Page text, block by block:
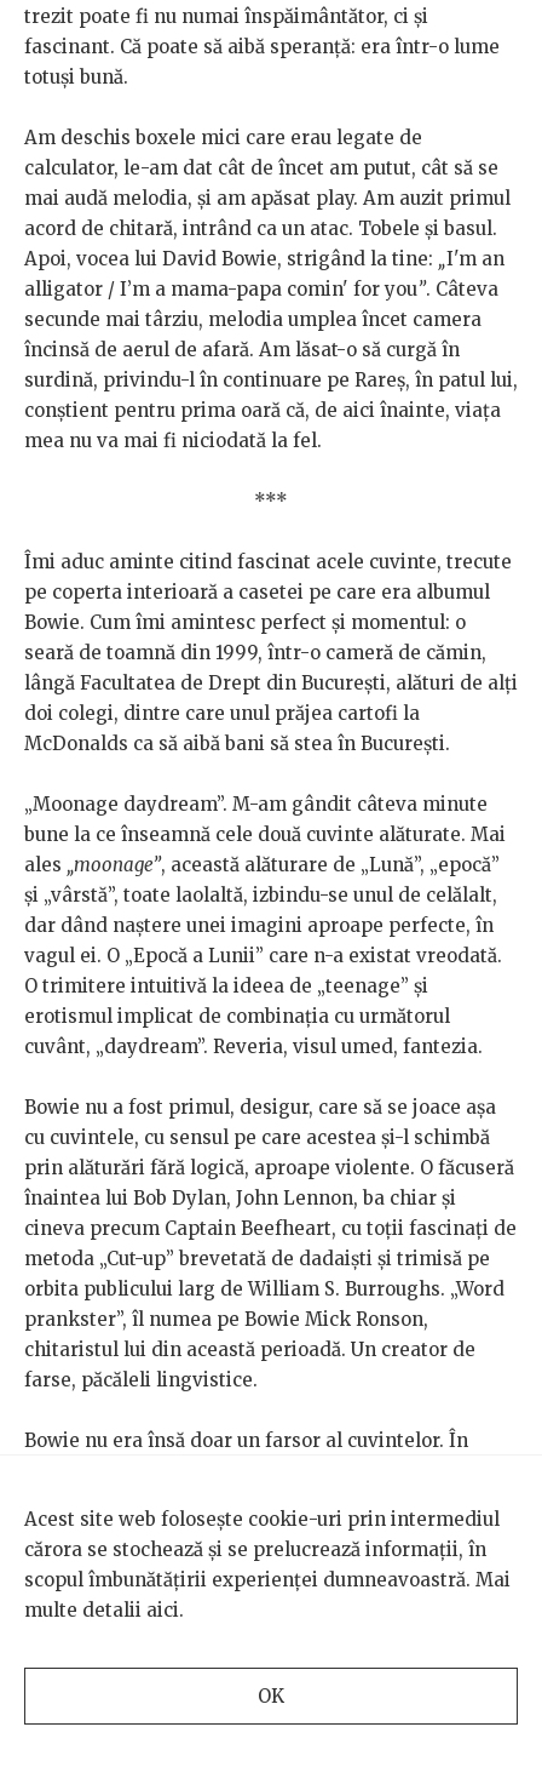
trezit poate fi nu numai înspăimântător, ci și
fascinant. Că poate să aibă speranță: era într-o lume
totuși bună.
Am deschis boxele mici care erau legate de
calculator, le-am dat cât de încet am putut, cât să se
mai audă melodia, și am apăsat play. Am auzit primul
acord de chitară, intrând ca un atac. Tobele și basul.
Apoi, vocea lui David Bowie, strigând la tine: „I'm an
alligator / I’m a mama-papa comin' for you”. Câteva
secunde mai târziu, melodia umplea încet camera
încinsă de aerul de afară. Am lăsat-o să curgă în
surdină, privindu-l în continuare pe Rareș, în patul lui,
conștient pentru prima oară că, de aici înainte, viața
mea nu va mai fi niciodată la fel.
***
Îmi aduc aminte citind fascinat acele cuvinte, trecute
pe coperta interioară a casetei pe care era albumul
Bowie. Cum îmi amintesc perfect și momentul: o
seară de toamnă din 1999, într-o cameră de cămin,
lângă Facultatea de Drept din București, alături de alți
doi colegi, dintre care unul prăjea cartofi la
McDonalds ca să aibă bani să stea în București.
„Moonage daydream”. M-am gândit câteva minute
bune la ce înseamnă cele două cuvinte alăturate. Mai
ales „moonage”, această alăturare de „Lună”, „epocă”
și „vârstă”, toate laolaltă, izbindu-se unul de celălalt,
dar dând naștere unei imagini aproape perfecte, în
vagul ei. O „Epocă a Lunii” care n-a existat vreodată.
O trimitere intuitivă la ideea de „teenage” și
erotismul implicat de combinația cu următorul
cuvânt, „daydream”. Reveria, visul umed, fantezia.
Bowie nu a fost primul, desigur, care să se joace așa
cu cuvintele, cu sensul pe care acestea și-l schimbă
prin alăturări fără logică, aproape violente. O făcuseră
înaintea lui Bob Dylan, John Lennon, ba chiar și
cineva precum Captain Beefheart, cu toții fascinați de
metoda „Cut-up” brevetată de dadaiști și trimisă pe
orbita publicului larg de William S. Burroughs. „Word
prankster”, îl numea pe Bowie Mick Ronson,
chitaristul lui din această perioadă. Un creator de
farse, păcăleli lingvistice.
Bowie nu era însă doar un farsor al cuvintelor. În
Daydream”, își construise un univers propriu al
incongruențelor de tot felul, unul care rămâne unic și
astăzi. Rock’n roll, sex, personaje gay și androgine,
costume scandaloase, elemente sci-fi și apocaliptice,
toate își găseau locul în muzica celui care, în acei ani,
Acest site web folosește cookie-uri prin intermediul
cărora se stochează și se prelucrează informații, în
scopul îmbunătățirii experienței dumneavoastră. Mai
multe detalii aici.
OK